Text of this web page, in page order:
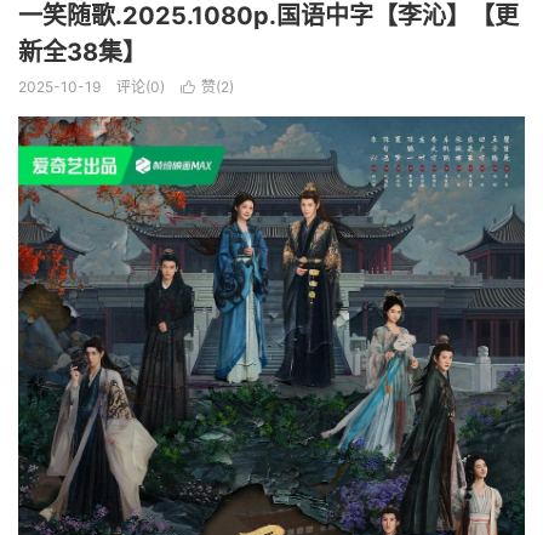
一笑随歌.2025.1080p.国语中字【李沁】【更
新全38集】
2025-10-19 评论(0)  赞(2)